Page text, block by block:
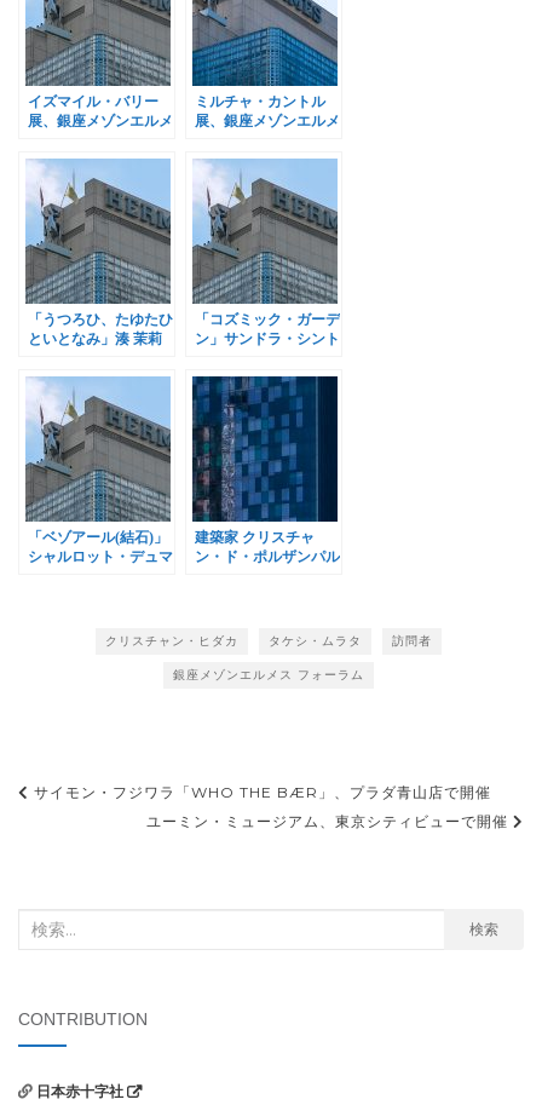
イズマイル・バリー
展、銀座メゾンエルメ
ミルチャ・カントル
展、銀座メゾンエルメ
「うつろひ、たゆたひ
といとなみ」湊 茉莉
スで開催
「コズミック・ガーデ
ン」サンドラ・シント
スで開催
「ベゾアール(結石)」
シャルロット・デュマ
建築家 クリスチャ
ン・ド・ポルザンパル
クリスチャン・ヒダカ タケシ・ムラタ 訪問者
銀座メゾンエルメス フォーラム
投
ゲ
シ
ョ
ン
サイモン・フジワラ「WHO THE BÆR」、プラダ青山店で開催
ユーミン・ミュージアム、東京シティビューで開催
検索
CONTRIBUTION
日本赤十字社